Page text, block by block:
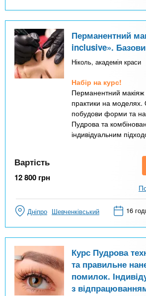
Перманентний
inclusive».
Ніколь, академія краси
Набір на курс!
Перманентний макіяж
практики на моделях.
побудови форми та
Пудрова та
індивідуальним
Вартість
12 800 грн
Дніпро Шевченківський 16
Курс Пудрова
та правильне
помилок.
з